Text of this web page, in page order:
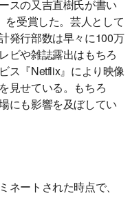
スの又吉直樹氏が書い
を受賞した。芸人として
発行部数は早々に100万
ビや雑誌露出はもちろ
ス『Netflix』により映像
見せている。もちろ
にも影響を及ぼしてい
ートされた時点で、